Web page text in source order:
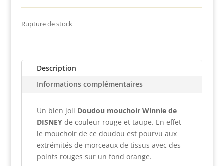
Rupture de stock
Description
Informations complémentaires
Un bien joli Doudou mouchoir Winnie de
DISNEYde couleur rouge et taupe. En effet
le mouchoir de ce doudou est pourvu aux
extrémités de morceaux de tissus avec des
points rouges sur un fond orange.